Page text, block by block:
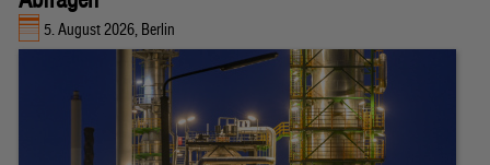
5. August 2026, Berlin